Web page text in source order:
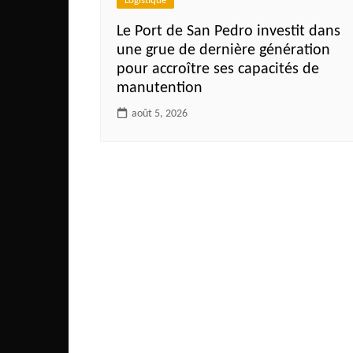
Malawi Fr
Maroc
Le Port de San Pedro investit dans
une grue de dernière génération
pour accroître ses capacités de
manutention
août 5, 2026